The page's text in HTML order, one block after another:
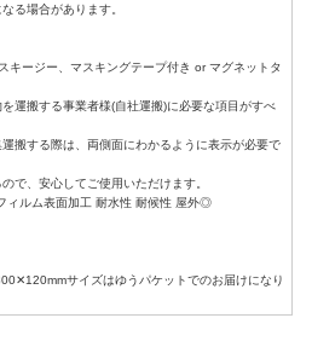
る場合があります。
キージー、マスキングテープ付き or マグネットタ
運搬する事業者様(自社運搬)に必要な項目がすべ
搬する際は、両側面にわかるように表示が必要で
で、安心してご使用いただけます。
ィルム表面加工 耐水性 耐候性 屋外◎
サイズはゆうパケットでのお届けになり